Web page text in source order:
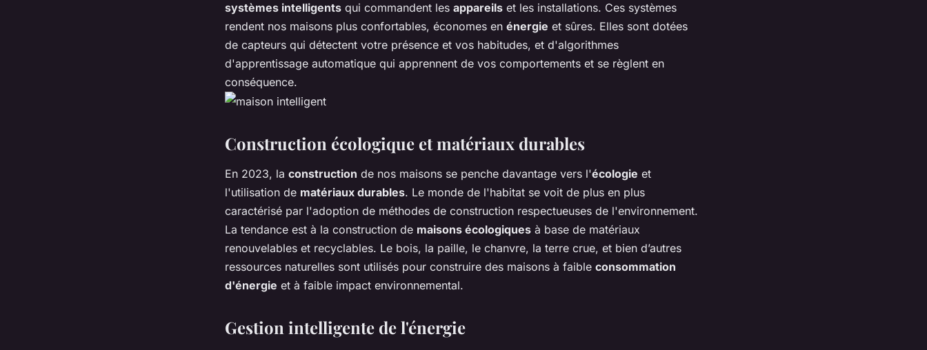
systèmes intelligents qui commandent les appareils et les installations. Ces systèmes
rendent nos maisons plus confortables, économes en énergie et sûres. Elles sont dotées
de capteurs qui détectent votre présence et vos habitudes, et d'algorithmes
d'apprentissage automatique qui apprennent de vos comportements et se règlent en
conséquence.
Construction écologique et matériaux durables
En 2023, la construction de nos maisons se penche davantage vers l'écologie et
l'utilisation de matériaux durables. Le monde de l'habitat se voit de plus en plus
caractérisé par l'adoption de méthodes de construction respectueuses de l'environnement.
La tendance est à la construction de maisons écologiques à base de matériaux
renouvelables et recyclables. Le bois, la paille, le chanvre, la terre crue, et bien d’autres
ressources naturelles sont utilisés pour construire des maisons à faible consommation
d'énergie et à faible impact environnemental.
Gestion intelligente de l'énergie